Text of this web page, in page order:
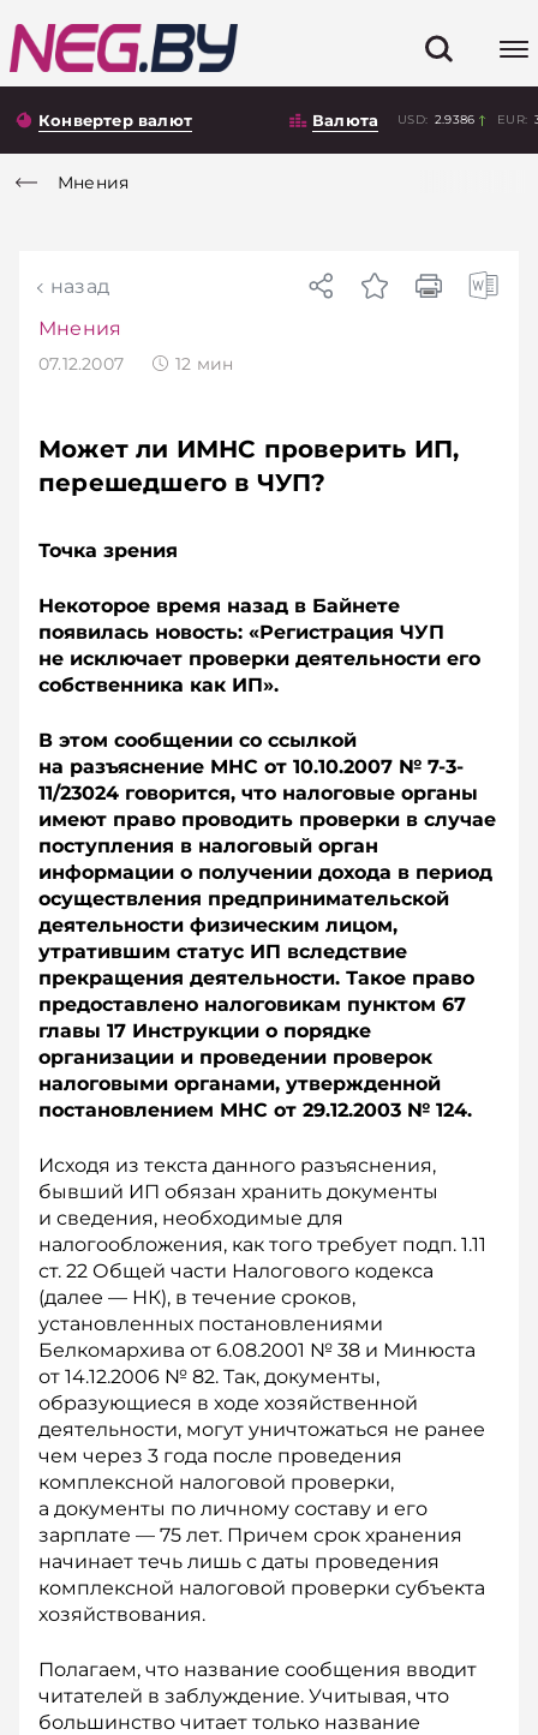
Конвертер валют Валюта USD: 2.9386 EUR:
Мнения
назад
Мнения
07.12.2007 12 мин
Может ли ИМНС проверить ИП,
перешедшего в ЧУП?
Точка зрения
Некоторое время назад в Байнете
появилась новость: «Регистрация ЧУП
не исключает проверки деятельности его
собственника как ИП».
В этом сообщении со ссылкой
на разъяснение МНС от 10.10.2007 № 7-3-
11/23024 говорится, что налоговые органы
имеют право проводить проверки в случае
поступления в налоговый орган
информации о получении дохода в период
осуществления предпринимательской
деятельности физическим лицом,
утратившим статус ИП вследствие
прекращения деятельности. Такое право
предоставлено налоговикам пунктом 67
главы 17 Инструкции о порядке
организации и проведении проверок
налоговыми органами, утвержденной
постановлением МНС от 29.12.2003 № 124.
Исходя из текста данного разъяснения,
бывший ИП обязан хранить документы
и сведения, необходимые для
налогообложения, как того требует подп. 1.11
ст. 22 Общей части Налогового кодекса
(далее — НК), в течение сроков,
установленных постановлениями
Белкомархива от 6.08.2001 № 38 и Минюста
от 14.12.2006 № 82. Так, документы,
образующиеся в ходе хозяйственной
деятельности, могут уничтожаться не ранее
чем через 3 года после проведения
комплексной налоговой проверки,
а документы по личному составу и его
зарплате — 75 лет. Причем срок хранения
начинает течь лишь с даты проведения
комплексной налоговой проверки субъекта
хозяйствования.
Полагаем, что название сообщения вводит
читателей в заблуждение. Учитывая, что
большинство читает только название